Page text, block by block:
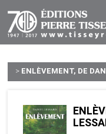
> ENLÈVEMENT, DE